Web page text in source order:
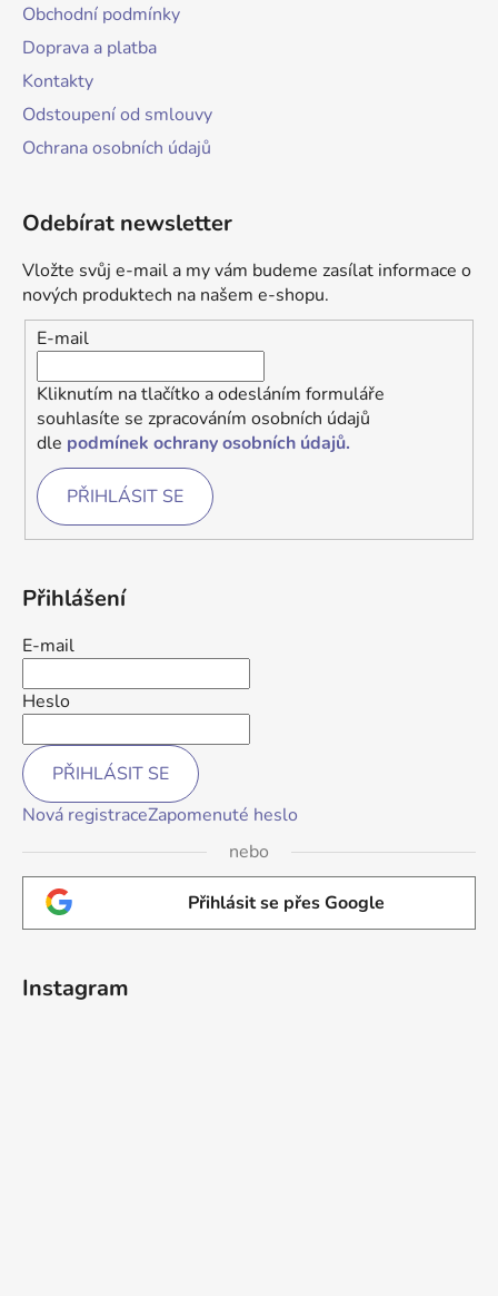
Obchodní podmínky
Doprava a platba
Kontakty
Odstoupení od smlouvy
Ochrana osobních údajů
Odebírat newsletter
Vložte svůj e-mail a my vám budeme zasílat informace o
nových produktech na našem e-shopu.
E-mail
Kliknutím na tlačítko a odesláním formuláře
souhlasíte se zpracováním osobních údajů
dle podmínek ochrany osobních údajů.
PŘIHLÁSIT SE
Přihlášení
E-mail
Heslo
PŘIHLÁSIT SE
Nová registraceZapomenuté heslo
nebo
Přihlásit se přes Google
Instagram